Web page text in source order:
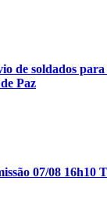
de soldados
Paz
07/08 16h10